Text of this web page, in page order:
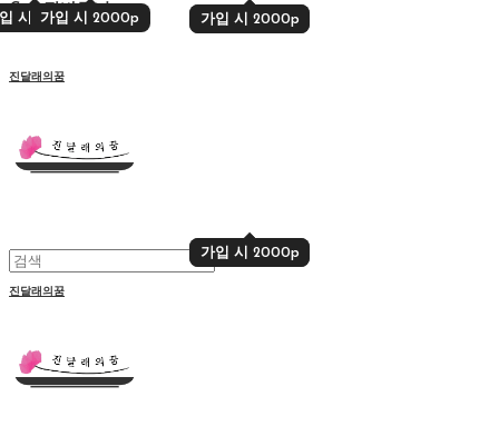
시 2000p
가입 시 2000p 가입 시 2000p
가입 시 2000p
Cart장바구니
진달래의꿈
가입 시 2000p
가입 시 2000p
진달래의꿈